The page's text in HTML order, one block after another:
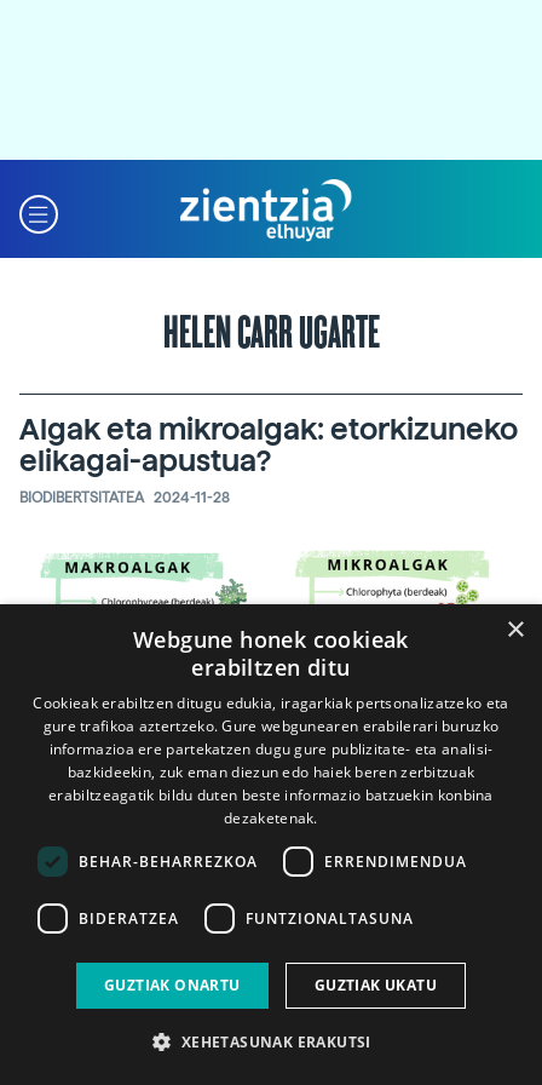
HELEN CARR UGARTE
Algak eta mikroalgak: etorkizuneko
elikagai-apustua?
BIODIBERTSITATEA 2024-11-28
×
Webgune honek cookieak
erabiltzen ditu
Cookieak erabiltzen ditugu edukia, iragarkiak pertsonalizatzeko eta
gure trafikoa aztertzeko. Gure webgunearen erabilerari buruzko
informazioa ere partekatzen dugu gure publizitate- eta analisi-
bazkideekin, zuk eman diezun edo haiek beren zerbitzuak
erabiltzeagatik bildu duten beste informazio batzuekin konbina
dezaketenak.
BEHAR-BEHARREZKOA ERRENDIMENDUA
BIDERATZEA FUNTZIONALTASUNA
GUZTIAK ONARTU GUZTIAK UKATU
XEHETASUNAK ERAKUTSI